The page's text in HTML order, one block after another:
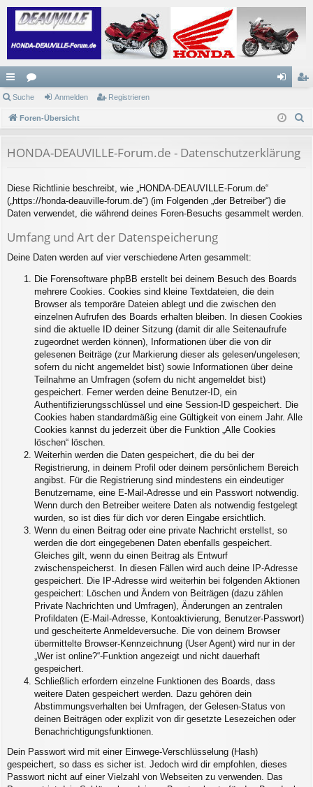
ch
ne
ug
or
en m
de
ist
re
Suche Anmelden Registrieren
Foren-Übersicht
HONDA-DEAUVILLE-Forum.de - Datenschutzerklärung
Diese Richtlinie beschreibt, wie „HONDA-DEAUVILLE-Forum.de“
(„https://honda-deauville-forum.de“) (im Folgenden „der Betreiber“) die
Daten verwendet, die während deines Foren-Besuchs gesammelt werden.
Umfang und Art der Datenspeicherung
Deine Daten werden auf vier verschiedene Arten gesammelt:
Die Forensoftware phpBB erstellt bei deinem Besuch des Boards
mehrere Cookies. Cookies sind kleine Textdateien, die dein
Browser als temporäre Dateien ablegt und die zwischen den
einzelnen Aufrufen des Boards erhalten bleiben. In diesen Cookies
sind die aktuelle ID deiner Sitzung (damit dir alle Seitenaufrufe
zugeordnet werden können), Informationen über die von dir
gelesenen Beiträge (zur Markierung dieser als gelesen/ungelesen;
sofern du nicht angemeldet bist) sowie Informationen über deine
Teilnahme an Umfragen (sofern du nicht angemeldet bist)
gespeichert. Ferner werden deine Benutzer-ID, ein
Authentifizierungsschlüssel und eine Session-ID gespeichert. Die
Cookies haben standardmäßig eine Gültigkeit von einem Jahr. Alle
Cookies kannst du jederzeit über die Funktion „Alle Cookies
löschen“ löschen.
Weiterhin werden die Daten gespeichert, die du bei der
Registrierung, in deinem Profil oder deinem persönlichem Bereich
angibst. Für die Registrierung sind mindestens ein eindeutiger
Benutzername, eine E-Mail-Adresse und ein Passwort notwendig.
Wenn durch den Betreiber weitere Daten als notwendig festgelegt
wurden, so ist dies für dich vor deren Eingabe ersichtlich.
Wenn du einen Beitrag oder eine private Nachricht erstellst, so
werden die dort eingegebenen Daten ebenfalls gespeichert.
Gleiches gilt, wenn du einen Beitrag als Entwurf
zwischenspeicherst. In diesen Fällen wird auch deine IP-Adresse
gespeichert. Die IP-Adresse wird weiterhin bei folgenden Aktionen
gespeichert: Löschen und Ändern von Beiträgen (dazu zählen
Private Nachrichten und Umfragen), Änderungen an zentralen
Profildaten (E-Mail-Adresse, Kontoaktivierung, Benutzer-Passwort)
und gescheiterte Anmeldeversuche. Die von deinem Browser
übermittelte Browser-Kennzeichnung (User Agent) wird nur in der
„Wer ist online?“-Funktion angezeigt und nicht dauerhaft
gespeichert.
Schließlich erfordern einzelne Funktionen des Boards, dass
weitere Daten gespeichert werden. Dazu gehören dein
Abstimmungsverhalten bei Umfragen, der Gelesen-Status von
deinen Beiträgen oder explizit von dir gesetzte Lesezeichen oder
Benachrichtigungsfunktionen.
Dein Passwort wird mit einer Einwege-Verschlüsselung (Hash)
gespeichert, so dass es sicher ist. Jedoch wird dir empfohlen, dieses
Passwort nicht auf einer Vielzahl von Webseiten zu verwenden. Das